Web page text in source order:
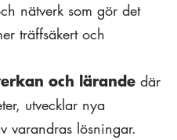
nätverk som gör det
träffsäkert och
och lärande där
utvecklar nya
varandras lösningar.